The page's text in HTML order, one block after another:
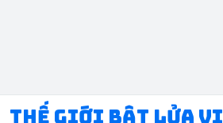
Thế Giới Bật Lửa